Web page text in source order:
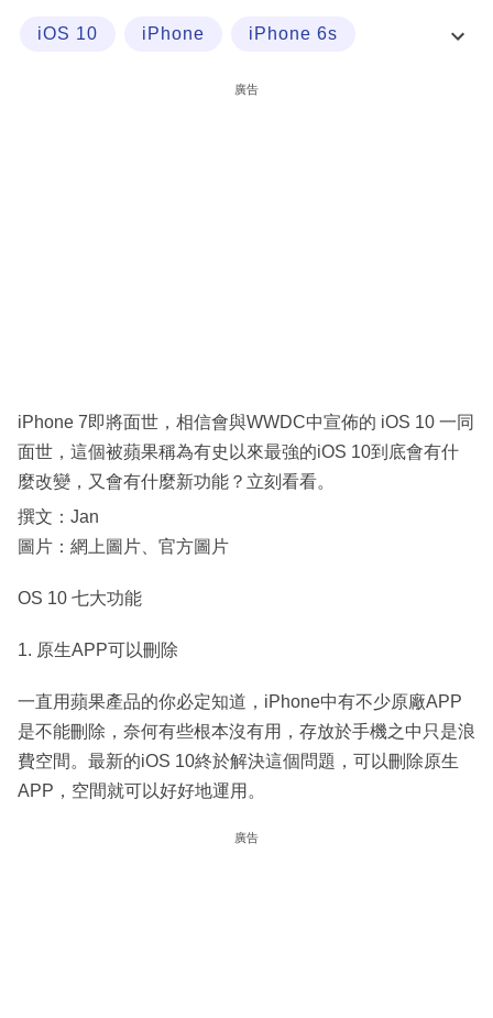
區
iOS 10 iPhone iPhone 6s
廣告
iPhone 7即將面世，相信會與WWDC中宣佈的 iOS 10 一同
面世，這個被蘋果稱為有史以來最強的iOS 10到底會有什
麼改變，又會有什麼新功能？立刻看看。
撰文：Jan
圖片：網上圖片、官方圖片
OS 10 七大功能
1. 原生APP可以刪除
一直用蘋果產品的你必定知道，iPhone中有不少原廠APP
是不能刪除，奈何有些根本沒有用，存放於手機之中只是浪
費空間。最新的iOS 10終於解決這個問題，可以刪除原生
APP，空間就可以好好地運用。
廣告